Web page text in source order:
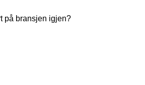
på bransjen igjen?